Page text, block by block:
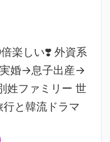
楽しい❣️ 外資系
実婚→息子出産→
姓ファミリー 世
行と韓流ドラマ